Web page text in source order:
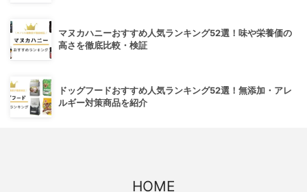
マヌカハニーおすすめ人気ランキング52選！味や栄養価の
高さを徹底比較・検証
ドッグフードおすすめ人気ランキング52選！無添加・アレ
ルギー対策商品を紹介
HOME